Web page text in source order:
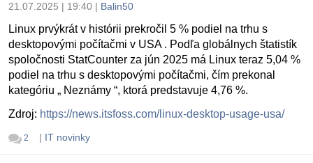
21.07.2025 | 19:40 | Balin50
Linux prvýkrát v histórii prekročil 5 % podiel na trhu s
desktopovými počítačmi v USA . Podľa globálnych štatistík
spoločnosti StatCounter za jún 2025 má Linux teraz 5,04 %
podiel na trhu s desktopovými počítačmi, čím prekonal
kategóriu „ Neznámy “, ktorá predstavuje 4,76 %.
Zdroj: https://news.itsfoss.com/linux-desktop-usage-usa/
2 | IT novinky